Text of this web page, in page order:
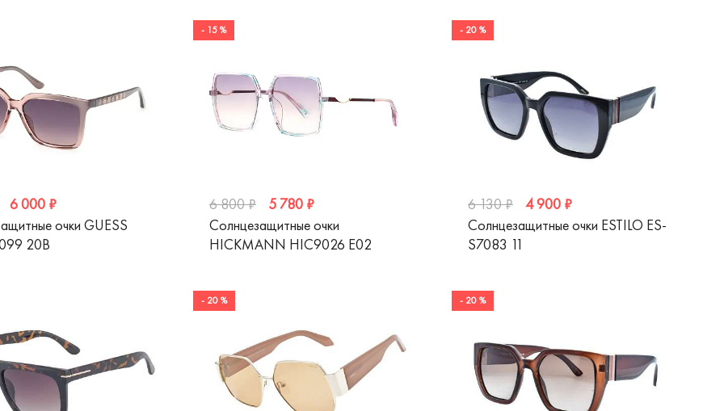
6 000 ₽
очки GUESS
20B
- 15 %
6 800 ₽
5 780 ₽
Солнцезащитные очки
HICKMANN HIC9026 E02
- 20 %
6 130 ₽
4 900 ₽
Солнцезащитные очки ESTILO ES-
S7083 11
- 20 % - 20 %